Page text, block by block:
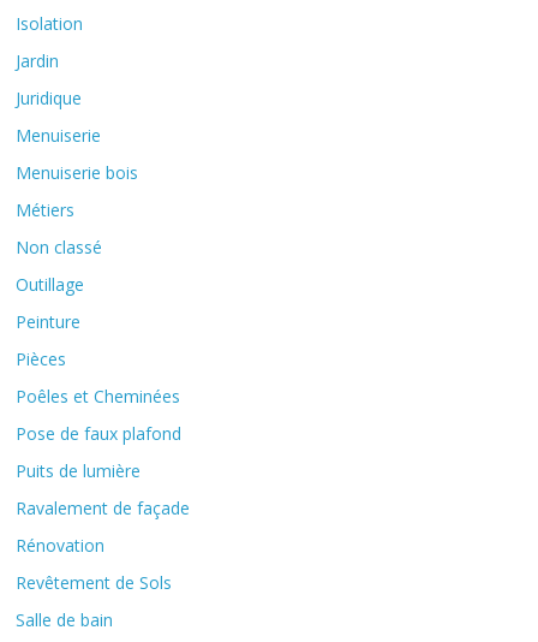
Isolation
Jardin
Juridique
Menuiserie
Menuiserie bois
Métiers
Non classé
Outillage
Peinture
Pièces
Poêles et Cheminées
Pose de faux plafond
Puits de lumière
Ravalement de façade
Rénovation
Revêtement de Sols
Salle de bain